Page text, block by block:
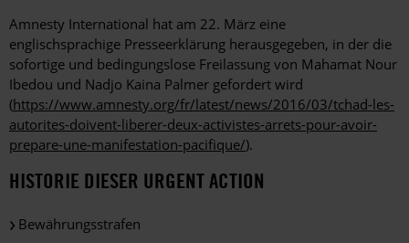
Amnesty International hat am 22. März eine
englischsprachige Presseerklärung herausgegeben, in der die
sofortige und bedingungslose Freilassung von Mahamat Nour
Ibedou und Nadjo Kaina Palmer gefordert wird
(https://www.amnesty.org/fr/latest/news/2016/03/tchad-les-
autorites-doivent-liberer-deux-activistes-arrets-pour-avoir-
prepare-une-manifestation-pacifique/).
HISTORIE DIESER URGENT ACTION
Bewährungsstrafen